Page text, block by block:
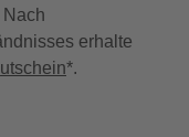
erhalte
*.